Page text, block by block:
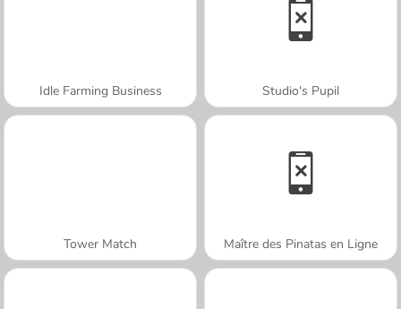
Idle Farming Business Studio's Pupil
Tower Match Maître des Pinatas en Ligne